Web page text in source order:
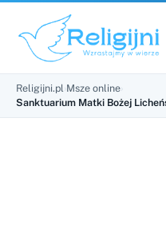
Religijni.pl›Msze online›